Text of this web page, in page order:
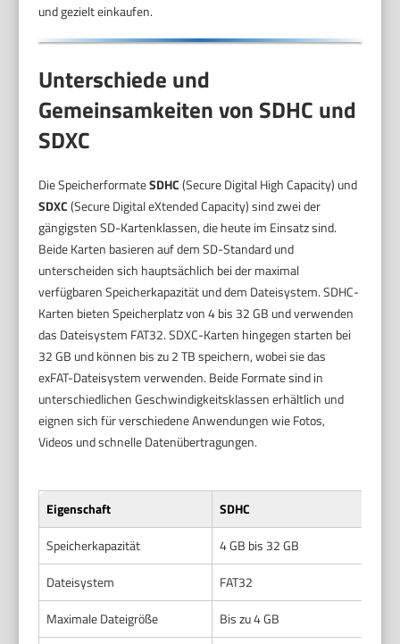
und gezielt einkaufen.
Unterschiede und
Gemeinsamkeiten von SDHC und
SDXC
Die SpeicherformateSDHC(Secure Digital High Capacity) und
SDXC(Secure Digital eXtended Capacity) sind zwei der
gängigsten SD-Kartenklassen, die heute im Einsatz sind.
Beide Karten basieren auf dem SD-Standard und
unterscheiden sich hauptsächlich bei der maximal
verfügbaren Speicherkapazität und dem Dateisystem. SDHC-
Karten bieten Speicherplatz von 4 bis 32 GB und verwenden
das Dateisystem FAT32. SDXC-Karten hingegen starten bei
32 GB und können bis zu 2 TB speichern, wobei sie das
exFAT-Dateisystem verwenden. Beide Formate sind in
unterschiedlichen Geschwindigkeitsklassen erhältlich und
eignen sich für verschiedene Anwendungen wie Fotos,
Videos und schnelle Datenübertragungen.
Eigenschaft
SDHC
Speicherkapazität
4 GB bis 32 GB
Dateisystem
FAT32
Maximale Dateigröße
Bis zu 4 GB